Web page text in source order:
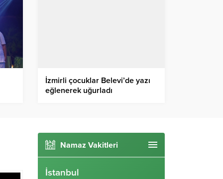
İzmirli çocuklar Belevi’de yazı
eğlenerek uğurladı
Namaz Vakitleri
İstanbul